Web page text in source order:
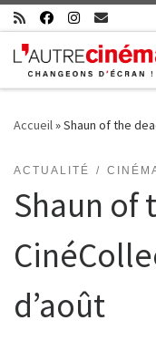
Skip to content
Accueil»Shaun of the
ACTUALITÉ
Shaun of
d’août